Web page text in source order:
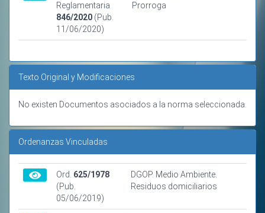
Reglamentaria
846/2020 (Pub.
11/06/2020)
Prorroga
Texto Original y Modificaciones
No existen Documentos asociados a la norma seleccionada.
Ordenanzas Vinculadas
Ord. 625/1978
(Pub.
05/06/2019)
DGOP. Medio Ambiente.
Residuos domiciliarios